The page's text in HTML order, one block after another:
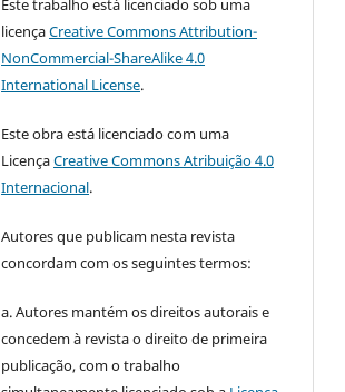
licençaCreative Commons Attribution-
NonCommercial-ShareAlike 4.0
International License.
Este obra está licenciado com uma
LicençaCreative Commons Atribuição 4.0
Internacional.
Autores que publicam nesta revista
concordam com os seguintes termos:
a. Autores mantém os direitos autorais e
concedem à revista o direito de primeira
publicação, com o trabalho